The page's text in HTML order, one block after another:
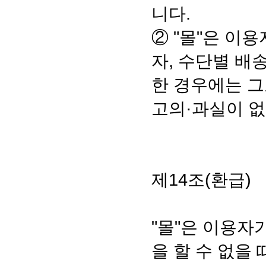
니다.
② "몰"은 이용
자, 수단별 배
한 경우에는
고의·과실이
제14조(환급)
"몰"은 이용자
을 할 수 없을